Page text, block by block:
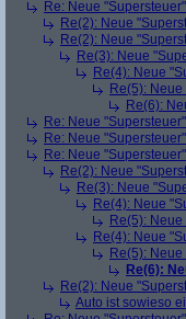
Re: Neue
Re(2): Neue
Re(2): Neue
Re(3): Neue
Re(4): Neue
Re(5):
Re(6):
Re: Neue
Re: Neue
Re: Neue
Re(2): Neue
Re(3): Neue
Re(4): Neue
Re(5):
Re(4): Neue
Re(5):
Re(6):
Re(2): Neue
Auto ist sowieso